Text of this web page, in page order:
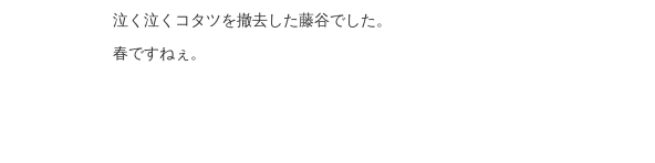
泣く泣くコタツを撤去した藤谷でした。
春ですねぇ。